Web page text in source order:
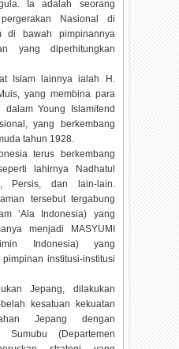
Ia adalah seorang
Nasional di
di bawah pimpinannya
yang diperhitungkan
Islam lainnya ialah H.
yang membina para
Young Islamitend
yang berkembang
tahun 1928.
terus berkembang
lahirnya Nadhatul
Persis, dan lain-lain.
tersebut tergabung
‘Ala Indonesia) yang
menjadi MASYUMI
Indonesia) yang
institusi-institusi
Jepang, dilakukan
kesatuan kekuatan
Jepang dengan
Sumubu (Departemen